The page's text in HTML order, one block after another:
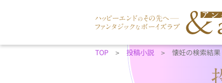
TOP 投稿小説 懐妊の検索結果